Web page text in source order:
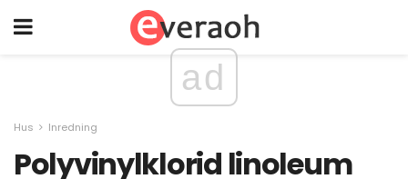
ad
Hus Inredning
Polyvinylklorid linoleum